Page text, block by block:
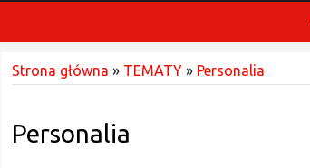
Strona główna » TEMATY » Personalia
Personalia